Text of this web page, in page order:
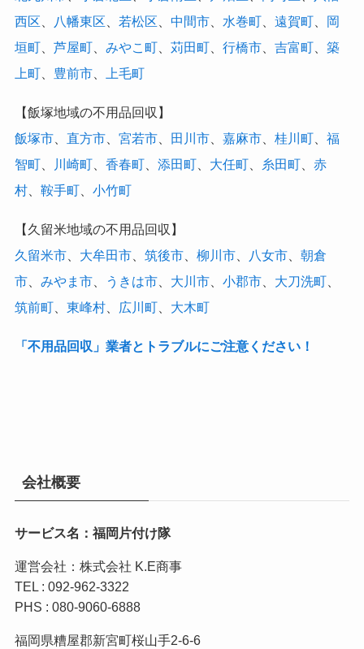
西区
八幡東区 若松区 中間市、 水巻町、 遠賀町、 岡
垣町、 芦屋町、 みやこ町、 苅田町、 行橋市、 吉富町、 築
上町、 豊前市、 上毛町
【飯塚地域の不用品回収】
飯塚市、 直方市、 宮若市、 田川市、 嘉麻市、 桂川町、 福
智町、 川崎町、 香春町、 添田町、 大任町、 糸田町、 赤
村、 鞍手町、 小竹町
【久留米地域の不用品回収】
久留米市、 大牟田市、 筑後市、 柳川市、 八女市、 朝倉
市、 みやま市、 うきは市、 大川市、 小郡市、 大刀洗町、
筑前町、 東峰村、 広川町、 大木町
「不用品回収」業者とトラブルにご注意ください！
会社概要
サービス名：福岡片付け隊
運営会社：株式会社 K.E商事
TEL : 092-962-3322
PHS : 080-9060-6888
福岡県糟屋郡新宮町桜山手2-6-6